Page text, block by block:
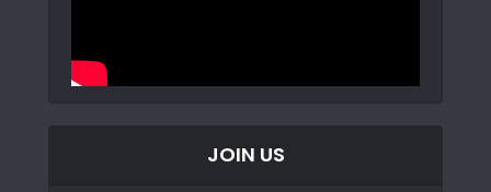
JOIN US